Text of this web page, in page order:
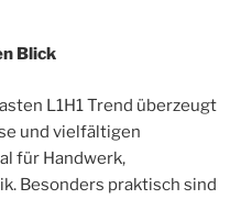
Blick
L1H1 Trend überzeugt
und vielfältigen
für Handwerk,
Besonders praktisch sind